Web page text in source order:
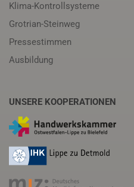
Klima-Kontrollsysteme
Grotrian-Steinweg
Pressestimmen
Ausbildung
UNSERE KOOPERATIONEN